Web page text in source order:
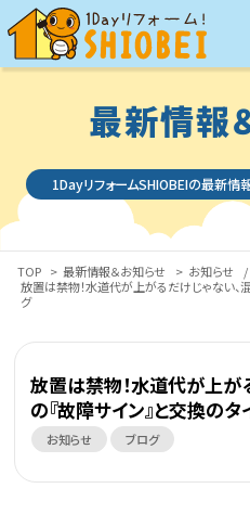
最新情報
1DayリフォームSHIOBEIの最新情
TOP > 最新情報＆お知らせ > お知らせ /
放置は禁物！水道代が上がるだけじゃない、
グ
放置は禁物！水道代が上が
の『故障サイン』と交換のタ
お知らせ ブログ